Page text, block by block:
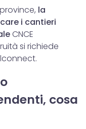
la
i cantieri
CNCE
si richiede
cosa